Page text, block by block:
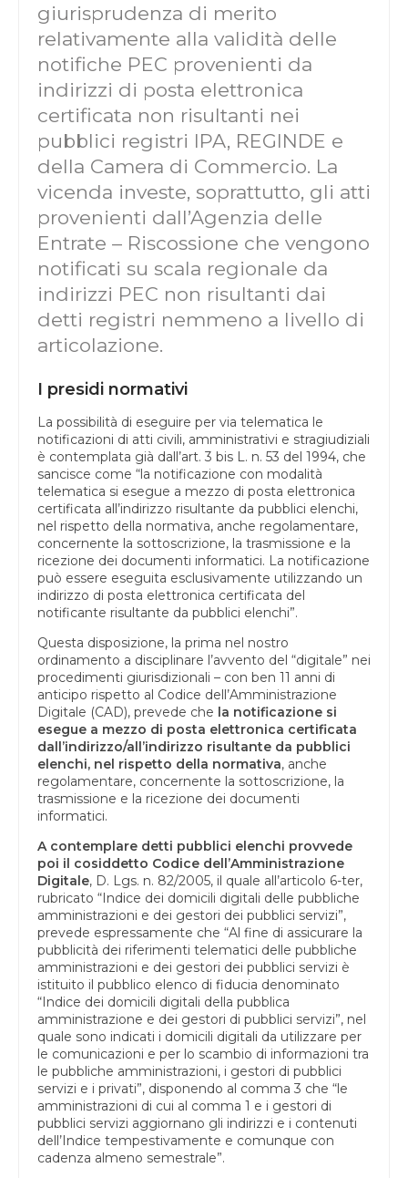
giurisprudenza di merito
relativamente alla validità delle
notifiche PEC provenienti da
indirizzi di posta elettronica
certificata non risultanti nei
pubblici registri IPA, REGINDE e
della Camera di Commercio. La
vicenda investe, soprattutto, gli atti
provenienti dall’Agenzia delle
Entrate – Riscossione che vengono
notificati su scala regionale da
indirizzi PEC non risultanti dai
detti registri nemmeno a livello di
articolazione.
I presidi normativi
La possibilità di eseguire per via telematica le
notificazioni di atti civili, amministrativi e stragiudiziali
è contemplata già dall’art. 3 bis L. n. 53 del 1994, che
sancisce come “la notificazione con modalità
telematica si esegue a mezzo di posta elettronica
certificata all’indirizzo risultante da pubblici elenchi,
nel rispetto della normativa, anche regolamentare,
concernente la sottoscrizione, la trasmissione e la
ricezione dei documenti informatici. La notificazione
può essere eseguita esclusivamente utilizzando un
indirizzo di posta elettronica certificata del
notificante risultante da pubblici elenchi”.
Questa disposizione, la prima nel nostro
ordinamento a disciplinare l’avvento del “digitale” nei
procedimenti giurisdizionali – con ben 11 anni di
anticipo rispetto al Codice dell’Amministrazione
Digitale (CAD), prevede che la notificazione si
esegue a mezzo di posta elettronica certificata
dall’indirizzo/all’indirizzo risultante da pubblici
elenchi, nel rispetto della normativa, anche
regolamentare, concernente la sottoscrizione, la
trasmissione e la ricezione dei documenti
informatici.
A contemplare detti pubblici elenchi provvede
poi il cosiddetto Codice dell’Amministrazione
Digitale, D. Lgs. n. 82/2005, il quale all’articolo 6-ter,
rubricato “Indice dei domicili digitali delle pubbliche
amministrazioni e dei gestori dei pubblici servizi”,
prevede espressamente che “Al fine di assicurare la
pubblicità dei riferimenti telematici delle pubbliche
amministrazioni e dei gestori dei pubblici servizi è
istituito il pubblico elenco di fiducia denominato
“Indice dei domicili digitali della pubblica
amministrazione e dei gestori di pubblici servizi”, nel
quale sono indicati i domicili digitali da utilizzare per
le comunicazioni e per lo scambio di informazioni tra
le pubbliche amministrazioni, i gestori di pubblici
servizi e i privati”, disponendo al comma 3 che “le
amministrazioni di cui al comma 1 e i gestori di
pubblici servizi aggiornano gli indirizzi e i contenuti
dell’Indice tempestivamente e comunque con
cadenza almeno semestrale”.